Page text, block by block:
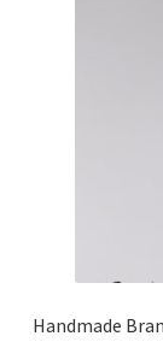
Handmade